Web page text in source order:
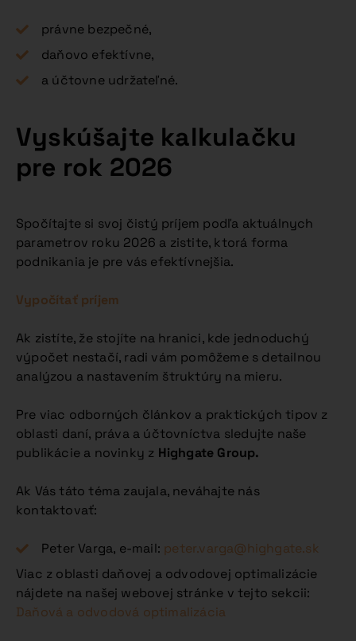
právne bezpečné,
daňovo efektívne,
a účtovne udržateľné.
Vyskúšajte kalkulačku
pre rok 2026
Spočítajte si svoj čistý príjem podľa aktuálnych
parametrov roku 2026 a zistite, ktorá forma
podnikania je pre vás efektívnejšia.
Vypočítať príjem
Ak zistíte, že stojíte na hranici, kde jednoduchý
výpočet nestačí, radi vám pomôžeme s detailnou
analýzou a nastavením štruktúry na mieru.
Pre viac odborných článkov a praktických tipov z
oblasti daní, práva a účtovníctva sledujte naše
publikácie a novinky z Highgate Group.
Ak Vás táto téma zaujala, neváhajte nás
kontaktovať:
Peter Varga, e-mail: peter.varga@highgate.sk
Viac z oblasti daňovej a odvodovej optimalizácie
nájdete na našej webovej stránke v tejto sekcii:
Daňová a odvodová optimalizácia